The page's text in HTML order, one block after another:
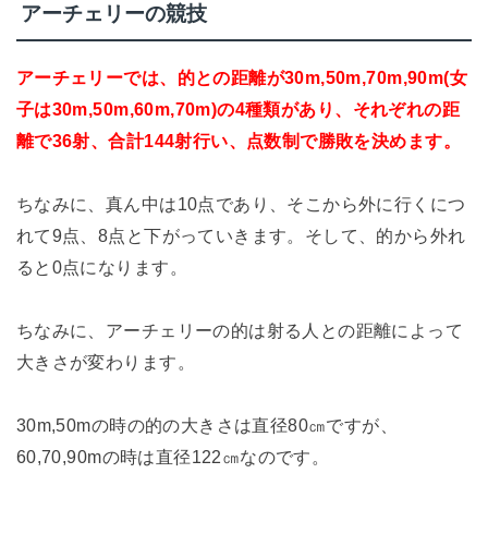
アーチェリーの競技
アーチェリーでは、的との距離が30m,50m,70m,90m(女
子は30m,50m,60m,70m)の4種類があり、それぞれの距
離で36射、合計144射行い、点数制で勝敗を決めます。
ちなみに、真ん中は10点であり、そこから外に行くにつ
れて9点、8点と下がっていきます。そして、的から外れ
ると0点になります。
ちなみに、アーチェリーの的は射る人との距離によって
大きさが変わります。
30m,50mの時の的の大きさは直径80㎝ですが、
60,70,90mの時は直径122㎝なのです。